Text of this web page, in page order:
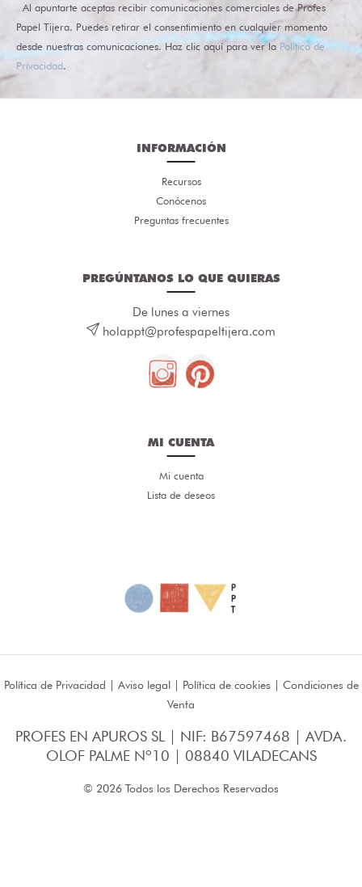
Al apuntarte aceptas recibir comunicaciones comerciales de Profes
Papel Tijera. Puedes retirar el consentimiento en cualquier momento
desde nuestras comunicaciones. Haz clic aquí para ver la Política de
Privacidad.
INFORMACIÓN
Recursos
Conócenos
Preguntas frecuentes
PREGÚNTANOS LO QUE QUIERAS
De lunes a viernes
holappt@profespapeltijera.com
MI CUENTA
Mi cuenta
Lista de deseos
Política de Privacidad | Aviso legal| Política de cookies | Condiciones de
Venta
PROFES EN APUROS SL | NIF: B67597468 | AVDA.
OLOF PALME Nº10 | 08840 VILADECANS
© 2026 Todos los Derechos Reservados